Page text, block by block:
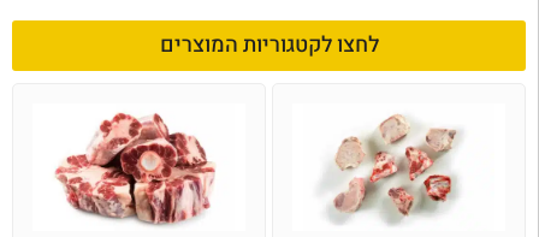
לחצו לקטגוריות המוצרים